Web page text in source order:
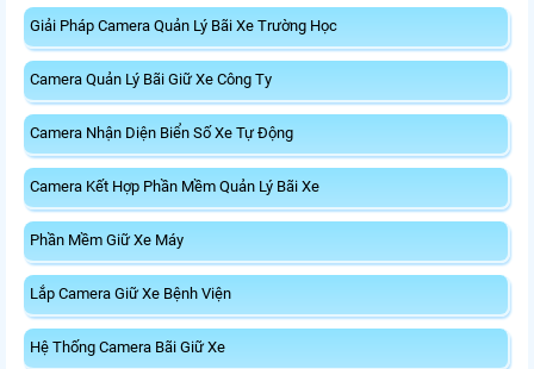
Giải Pháp Camera Quản Lý Bãi Xe Trường Học
Camera Quản Lý Bãi Giữ Xe Công Ty
Camera Nhận Diện Biển Số Xe Tự Động
Camera Kết Hợp Phần Mềm Quản Lý Bãi Xe
Phần Mềm Giữ Xe Máy
Lắp Camera Giữ Xe Bệnh Viện
Hệ Thống Camera Bãi Giữ Xe